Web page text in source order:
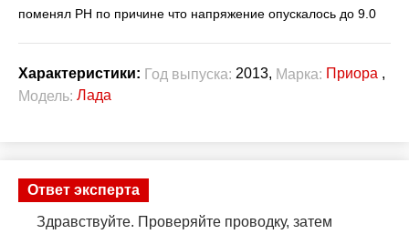
поменял РН по причине что напряжение опускалось до 9.0
Характеристики: Год выпуска: 2013, Марка: Приора ,
Модель: Лада
Ответ эксперта
Здравствуйте. Проверяйте проводку, затем